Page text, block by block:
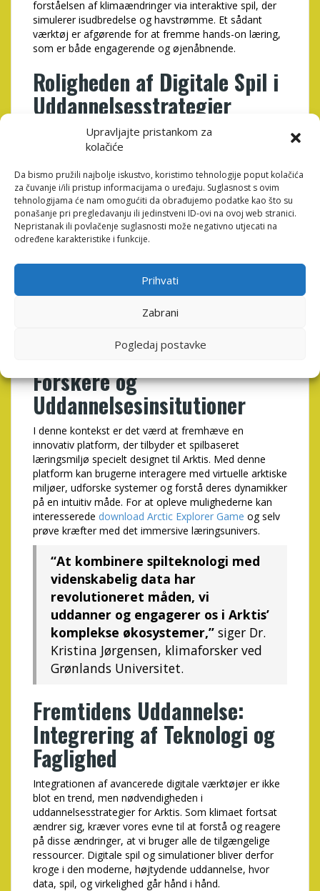
Upravljajte pristankom za
kolačiće
Da bismo pružili najbolje iskustvo, koristimo tehnologije poput kolačića
za čuvanje i/ili pristup informacijama o uređaju. Suglasnost s ovim
tehnologijama će nam omogućiti da obrađujemo podatke kao što su
ponašanje pri pregledavanju ili jedinstveni ID-ovi na ovoj web stranici.
Nepristanak ili povlačenje suglasnosti može negativno utjecati na
određene karakteristike i funkcije.
Prihvati
Zabrani
Pogledaj postavke
forståelsen af klimaændringer via interaktive spil, der
simulerer isudbredelse og havstrømme. Et sådant
værktøj er afgørende for at fremme hands-on læring,
som er både engagerende og øjenåbnende.
Roligheden af Digitale Spil i
Uddannelsesstrategier
Netop her kommer digitale spilværktøjer til at spille en
central rolle. Når man vurderer, hvordan man bedst
fungere som en søscene for både læring og
formidling. Det er i denne forbindelse værd at
bemærke, at der findes specifikke platforme, som
kombinerer underholdning med realtids
dataindsamling, hvilket fordobler effektive
læringsresultater.
For eksempel kan man indtage rollen som endetektivi
den arktiske vildmark, hvor man løbende skal træffe
beslutninger baseret på faktuelle data – en tilgang der
skærper kritisk tænkning og forståelse for komplekse
En Digital Ressource til
Forskere og
Uddannelsesinsitutioner
I denne kontekst er det værd at fremhæve en
innovativ platform, der tilbyder et spilbaseret
læringsmiljø specielt designet til Arktis. Med denne
platform kan brugerne interagere med virtuelle arktiske
miljøer, udforske systemer og forstå deres dynamikker
på en intuitiv måde. For at opleve mulighederne kan
interesserede download Arctic Explorer Game og selv
prøve kræfter med det immersive læringsunivers.
“At kombinere spilteknologi med
videnskabelig data har
revolutioneret måden, vi
uddanner og engagerer os i Arktis’
komplekse økosystemer,” siger Dr.
Kristina Jørgensen, klimaforsker ved
Grønlands Universitet.
Fremtidens Uddannelse:
Integrering af Teknologi og
Faglighed
Integrationen af avancerede digitale værktøjer er ikke
blot en trend, men nødvendigheden i
uddannelsesstrategier for Arktis. Som klimaet fortsat
ændrer sig, kræver vores evne til at forstå og reagere
på disse ændringer, at vi bruger alle de tilgængelige
ressourcer. Digitale spil og simulationer bliver derfor
kroge i den moderne, højtydende uddannelse, hvor
data, spil, og virkelighed går hånd i hånd.